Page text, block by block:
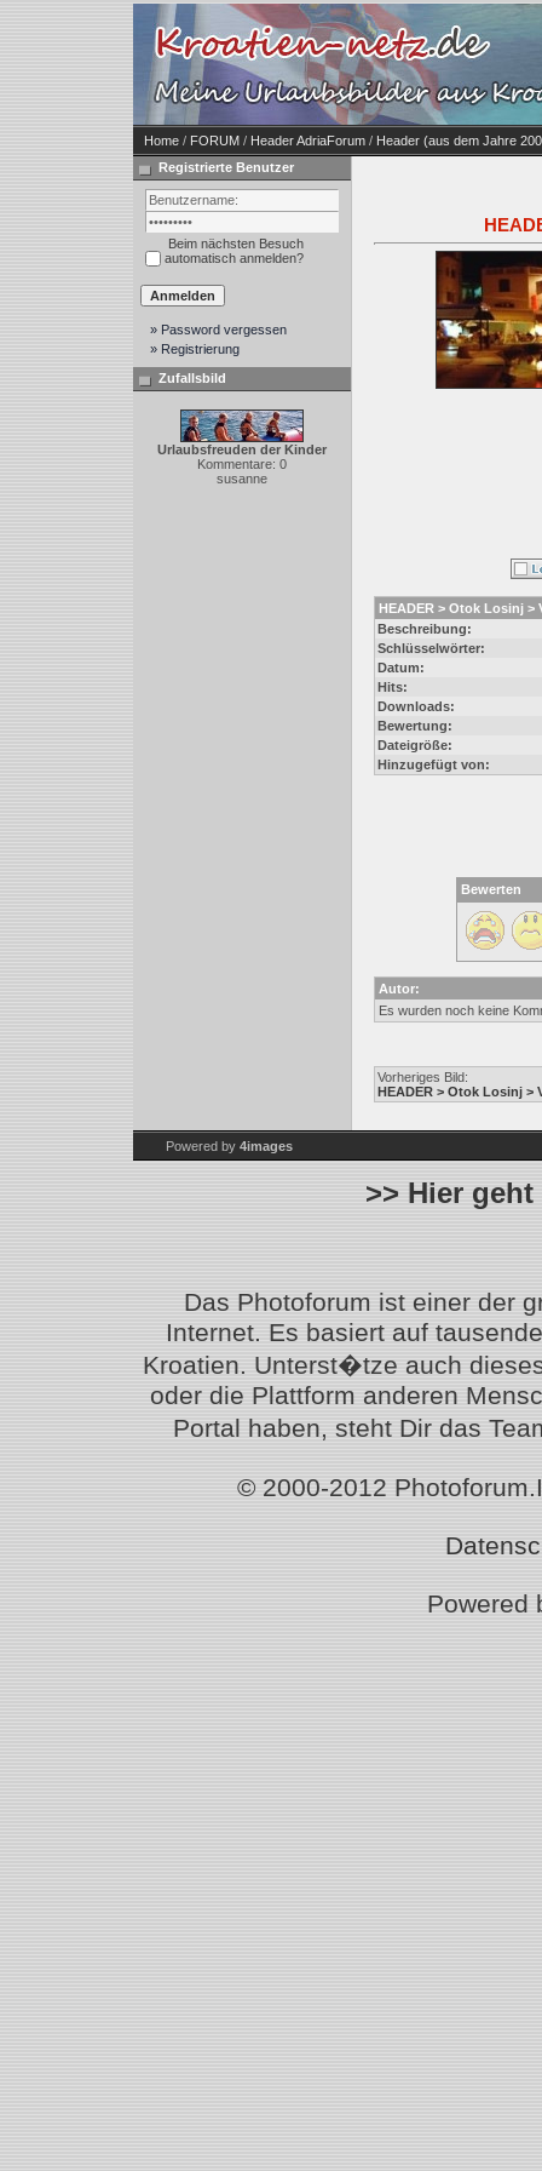
Home / FORUM / Header AdriaForum / Header (aus dem Jahre
Registrierte Benutzer
Beim nächsten Besuch
automatisch anmelden?
» Password vergessen
» Registrierung
Zufallsbild
Urlaubsfreuden der Kinder
Kommentare: 0
susanne
HEADER > Otok Losinj >
Beschreibung:
Schlüsselwörter:
Datum:
Hits:
Downloads:
Bewertung:
Dateigröße:
Hinzugefügt von:
Bewerten
Autor:
Es wurden noch keine
Vorheriges Bild:
HEADER > Otok Losinj >
Powered by 4images
>> Hier
Das Photoforum ist einer der
Internet. Es basiert auf
Kroatien. Unterst�tze auch
oder die Plattform anderen
Portal haben, steht Dir das
© 2000-2012
Powered